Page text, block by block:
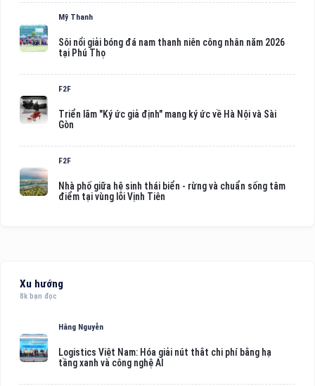
Mỹ Thanh
Sôi nổi giải bóng đá nam thanh niên công nhân năm 2026
tại Phú Thọ
F2F
Triển lãm "Ký ức giả định" mang ký ức về Hà Nội và Sài
Gòn
F2F
Nhà phố giữa hệ sinh thái biển - rừng và chuẩn sống tâm
điểm tại vùng lõi Vịnh Tiên
Xu hướng
8k bạn đọc
Hằng Nguyễn
Logistics Việt Nam: Hóa giải nút thắt chi phí bằng hạ
tầng xanh và công nghệ AI